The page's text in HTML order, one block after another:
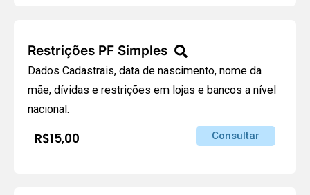
Restrições PF Simples
Dados Cadastrais, data de nascimento, nome da
mãe, dívidas e restrições em lojas e bancos a nível
nacional.
R$15,00 Consultar